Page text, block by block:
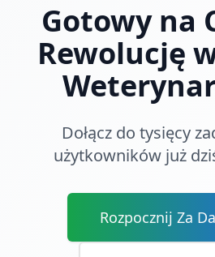
Gotowy na
Rewolucję
Dołącz do tysięcy
użytkowników już
Rozpocznij Za